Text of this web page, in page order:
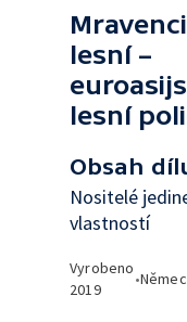
Mravenci
lesní –
lesní
Obsah
Nositelé
vlastností
Vyrobeno
2019
•